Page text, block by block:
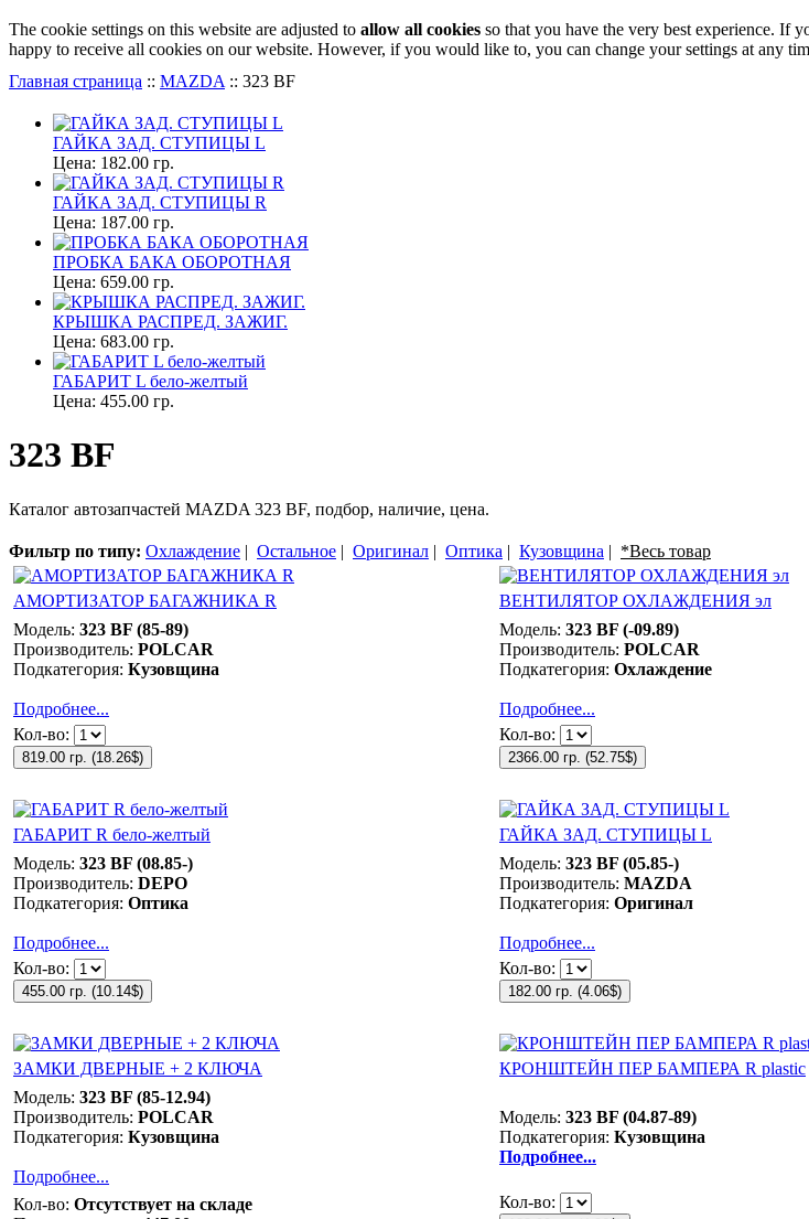
The cookie settings on this website are adjusted to allow all cookies so that you have the very best experience. If
happy to receive all cookies on our website. However, if you would like to, you can change your settings at any
Главная страница :: MAZDA :: 323 BF
ГАЙКА ЗАД. СТУПИЦЫ L
Цена: 182.00 гр.
ГАЙКА ЗАД. СТУПИЦЫ R
Цена: 187.00 гр.
ПРОБКА БАКА ОБОРОТНАЯ
Цена: 659.00 гр.
КРЫШКА РАСПРЕД. ЗАЖИГ.
Цена: 683.00 гр.
ГАБАРИТ L бело-желтый
Цена: 455.00 гр.
323 BF
Каталог автозапчастей MAZDA 323 BF, подбор, наличие, цена.
Фильтр по типу: Охлаждение | Остальное | Оригинал | Оптика | Кузовщина | *Весь товар
АМОРТИЗАТОР БАГАЖНИКА R ВЕНТИЛЯТОР ОХЛАЖДЕНИЯ эл
Модель: 323 BF (85-89)
Производитель: POLCAR
Подкатегория: Кузовщина
Подробнее...
Модель: 323 BF (-09.89)
Производитель: POLCAR
Подкатегория: Охлаждение
Подробнее...
Кол-во:
819.00 гр. (18.26$)
Кол-во:
2366.00 гр. (52.75$)
ГАБАРИТ R бело-желтый ГАЙКА ЗАД. СТУПИЦЫ L
Модель: 323 BF (08.85-)
Производитель: DEPO
Подкатегория: Оптика
Подробнее...
Модель: 323 BF (05.85-)
Производитель: MAZDA
Подкатегория: Оригинал
Подробнее...
Кол-во:
455.00 гр. (10.14$)
Кол-во:
182.00 гр. (4.06$)
ЗАМКИ ДВЕРНЫЕ + 2 КЛЮЧА КРОНШТЕЙН ПЕР БАМПЕРА R plastic
Модель: 323 BF (85-12.94)
Производитель: POLCAR
Подкатегория: Кузовщина
Подробнее...
Модель: 323 BF (04.87-89)
Подкатегория: Кузовщина
Подробнее...
Кол-во: Отсутствует на складе
Кол-во: